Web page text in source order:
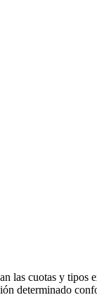
las cuotas y tipos
determinado